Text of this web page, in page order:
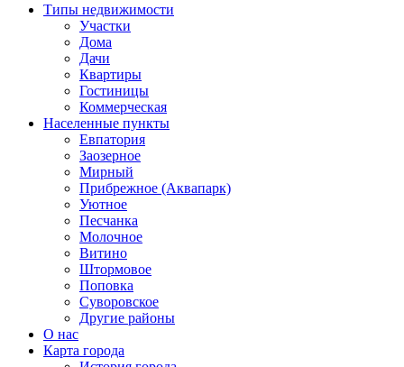
Типы недвижимости
Участки
Дома
Дачи
Квартиры
Гостиницы
Коммерческая
Населенные пункты
Евпатория
Заозерное
Мирный
Прибрежное (Аквапарк)
Уютное
Песчанка
Молочное
Витино
Штормовое
Поповка
Суворовское
Другие районы
О нас
Карта города